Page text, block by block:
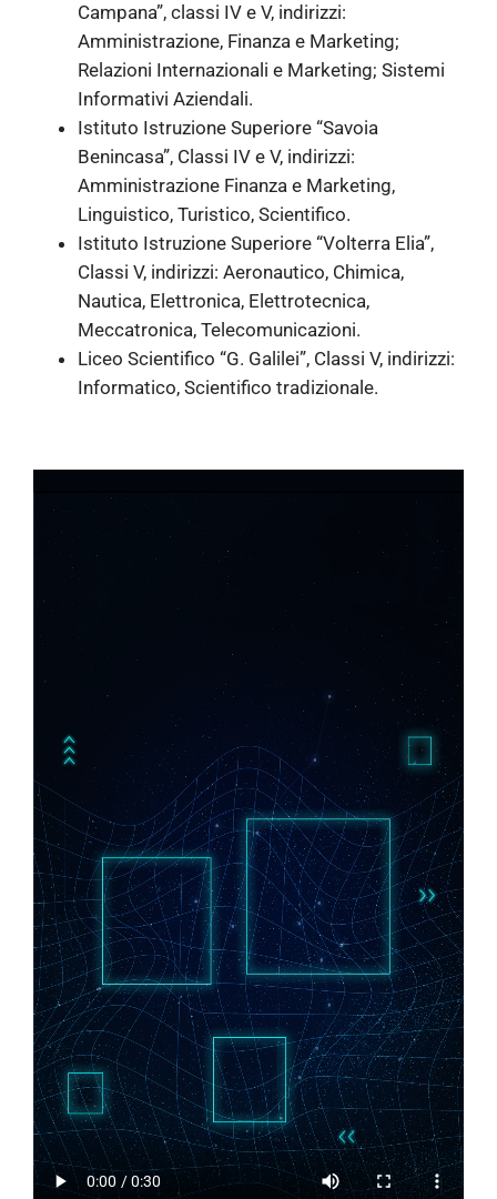
Campana”, classi IV e V, indirizzi:
Amministrazione, Finanza e Marketing;
Relazioni Internazionali e Marketing; Sistemi
Informativi Aziendali.
Istituto Istruzione Superiore “Savoia
Benincasa”, Classi IV e V, indirizzi:
Amministrazione Finanza e Marketing,
Linguistico, Turistico, Scientifico.
Istituto Istruzione Superiore “Volterra Elia”,
Classi V, indirizzi: Aeronautico, Chimica,
Nautica, Elettronica, Elettrotecnica,
Meccatronica, Telecomunicazioni.
Liceo Scientifico “G. Galilei”, Classi V, indirizzi:
Informatico, Scientifico tradizionale.